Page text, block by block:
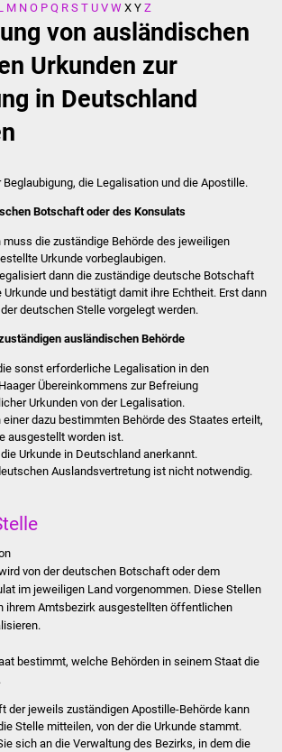
Stadtverwaltung
Ansprechpartner
Behördenwegweiser
Kontakt
Ortsrecht
FNP / Bebauungspläne
Stadtinfo
Jubiläumsjahr 2021
Partnerstädte
Sanierung Hallenbad
Presse
M N O P Q R S T U V W X Y Z
von ausländischen
Urkunden zur
in Deutschland
Beglaubigung, die Legalisation und die Apostille.
Botschaft oder des Konsulats
muss die zuständige Behörde des jeweiligen
Urkunde vorbeglaubigen.
dann die zuständige deutsche Botschaft
und bestätigt damit ihre Echtheit. Erst dann
deutschen Stelle vorgelegt werden.
ausländischen Behörde
sonst erforderliche Legalisation in den
Übereinkommens zur Befreiung
Urkunden von der Legalisation.
dazu bestimmten Behörde des Staates erteilt,
ausgestellt worden ist.
Urkunde in Deutschland anerkannt.
Auslandsvertretung ist nicht notwendig.
von der deutschen Botschaft oder dem
im jeweiligen Land vorgenommen. Diese Stellen
ihrem Amtsbezirk ausgestellten öffentlichen
bestimmt, welche Behörden in seinem Staat die
der jeweils zuständigen Apostille-Behörde kann
Stelle mitteilen, von der die Urkunde stammt.
sich an die Verwaltung des Bezirks, in dem die